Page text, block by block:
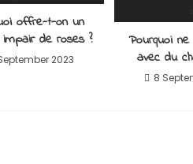
offre-t-on un
de roses ?
2023
Pourquoi
avec du
8